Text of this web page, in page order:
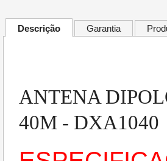
Descrição Garantia
ANTENA
40M - DXA1040